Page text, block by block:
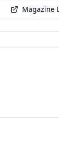
Magazine